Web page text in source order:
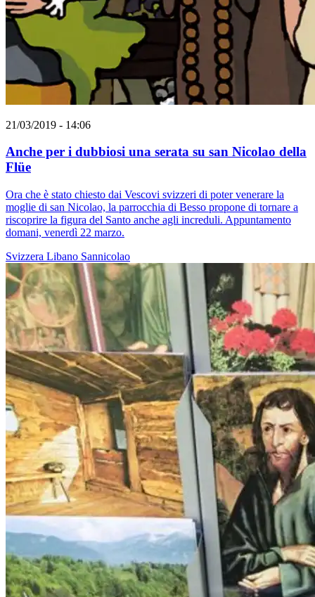
21/03/2019 - 14:06
Anche per i dubbiosi una serata su san Nicolao della
Flüe
Ora che è stato chiesto dai Vescovi svizzeri di poter venerare la
moglie di san Nicolao, la parrocchia di Besso propone di tornare a
riscoprire la figura del Santo anche agli increduli. Appuntamento
domani, venerdì 22 marzo.
Svizzera Libano Sannicolao